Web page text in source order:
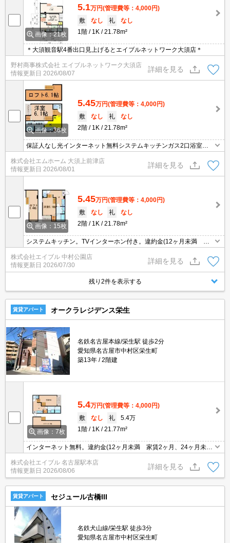
画像：21枚
5.1万円(管理費等：4,000円)
敷
なし 礼
なし
1階
1K 21.78m²
＊大須観音駅4番出口見上げるとエイブルネットワーク大須店＊
野村商事株式会社 エイブルネットワーク大須店
情報更新日 2026/08/07
詳細を見る
画像：36枚
5.45万円(管理費等：4,000円)
敷
なし 礼
なし
2階
1K 21.78m²
保証人なし光インターネット無料システムキッチンガス2口浴室暖
房乾燥機ＴＶドアホン
株式会社エムホーム 大須上前津店
情報更新日 2026/08/01
詳細を見る
画像：15枚
5.45万円(管理費等：4,000円)
敷
なし 礼
なし
2階
1K 21.78m²
システムキッチン。TVインターホン付き。違約金(12ヶ月未満 家
賃2ヶ月、24ヶ月未満 家賃1ヶ月)。
株式会社エイブル 中村公園店
情報更新日 2026/07/30
詳細を見る
残り2件を表示する
賃貸アパート オークラレジデンス栄生
名鉄名古屋本線/栄生駅 徒歩2分
愛知県名古屋市中村区栄生町
築13年
2階建
画像：7枚
5.4万円(管理費等：4,000円)
敷
なし 礼
5.4万
1階
1K 21.77m²
インターネット無料。違約金(12ヶ月未満 家賃2ヶ月、24ヶ月未
満 家賃1ヶ月)。ロフト6.6帖付き。退去時、エアコン洗浄代13,200
円。退室時清掃料44,000円。
株式会社エイブル 名古屋駅本店
情報更新日 2026/08/06
詳細を見る
賃貸アパート セジュール古橋III
名鉄犬山線/栄生駅 徒歩3分
愛知県名古屋市中村区栄生町